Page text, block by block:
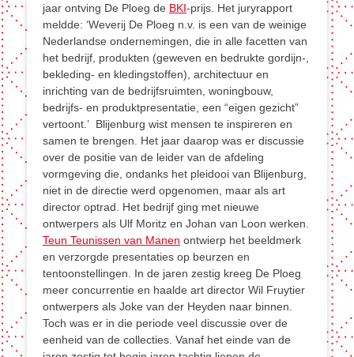
jaar ontving De Ploeg de BKI-prijs. Het juryrapport
meldde: ‘Weverij De Ploeg n.v. is een van de weinige
Nederlandse ondernemingen, die in alle facetten van
het bedrijf, produkten (geweven en bedrukte gordijn-,
bekleding- en kledingstoffen), architectuur en
inrichting van de bedrijfsruimten, woningbouw,
bedrijfs- en produktpresentatie, een “eigen gezicht”
vertoont.’ Blijenburg wist mensen te inspireren en
samen te brengen. Het jaar daarop was er discussie
over de positie van de leider van de afdeling
vormgeving die, ondanks het pleidooi van Blijenburg,
niet in de directie werd opgenomen, maar als art
director optrad. Het bedrijf ging met nieuwe
ontwerpers als Ulf Moritz en Johan van Loon werken.
Teun Teunissen van Manen ontwierp het beeldmerk
en verzorgde presentaties op beurzen en
tentoonstellingen. In de jaren zestig kreeg De Ploeg
meer concurrentie en haalde art director Wil Fruytier
ontwerpers als Joke van der Heyden naar binnen.
Toch was er in die periode veel discussie over de
eenheid van de collecties. Vanaf het einde van de